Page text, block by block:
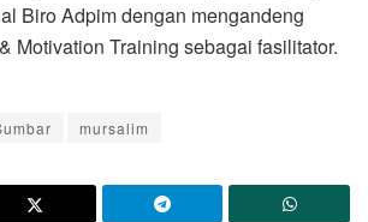
Biro Adpim dengan mengandeng
Motivation Training sebagai fasilitator.
mursalim